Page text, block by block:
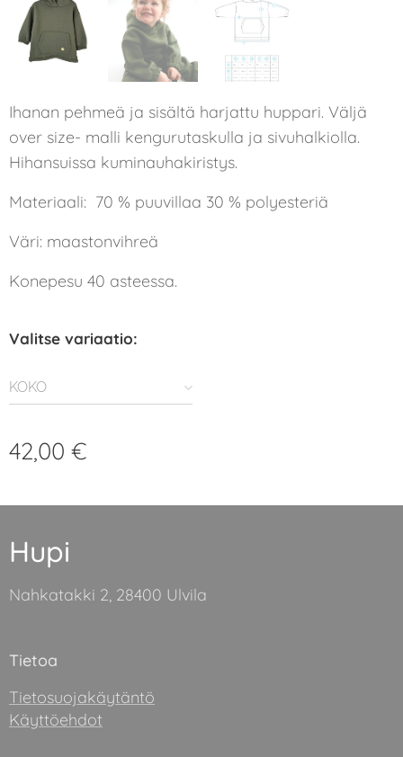
Ihanan pehmeä ja sisältä harjattu huppari. Väljä
over size- malli kengurutaskulla ja sivuhalkiolla.
Hihansuissa kuminauhakiristys.
Materiaali: 70 % puuvillaa 30 % polyesteriä
Väri: maastonvihreä
Konepesu 40 asteessa.
Valitse variaatio:
KOKO
42,00 €
Hupi
Nahkatakki 2, 28400 Ulvila
Tietoa
Tietosuojakäytäntö
Käyttöehdot